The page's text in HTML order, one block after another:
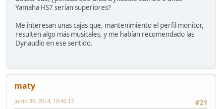
Yamaha HS7 serían superiores?
Me interesan unas cajas que, mantenimiento el perfil monitor,
resulten algo más musicales, y me habían recomendado las
Dynaudio en ese sentido.
maty
#21
Junio 30, 2014, 10:40:13